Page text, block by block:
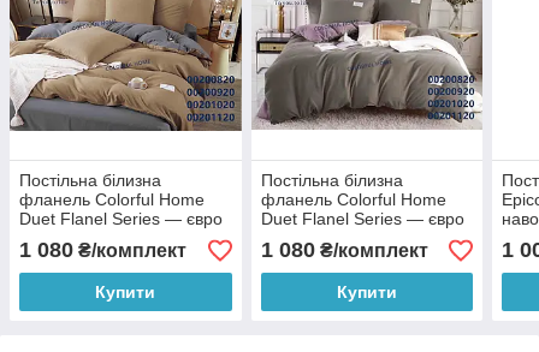
Постільна білизна
фланель Colorful Home
Duet Flanel Series — євро
розмір
1 080 ₴/комплект
Купити
Постільна білизна
фланель Colorful Home
Duet Flanel Series — євро
розмір
1 080₴/комплект
Купити
1